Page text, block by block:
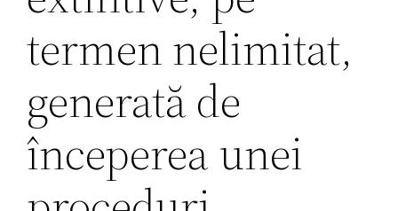
termen nelimitat,
generată de
începerea unei